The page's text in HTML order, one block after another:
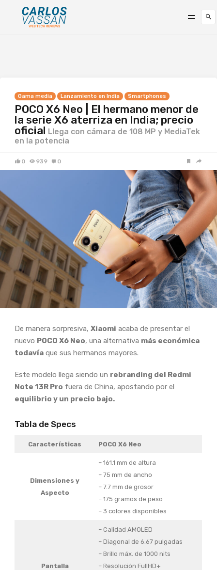
Gama media Lanzamiento en India Smartphones
POCO X6 Neo | El hermano menor de
la serie X6 aterriza en India; precio
oficial Llega con cámara de 108 MP y MediaTek
en la potencia
0 939 0
De manera sorpresiva, Xiaomi acaba de presentar el
nuevo POCO X6 Neo, una alternativa más económica
todavía que sus hermanos mayores.
Este modelo llega siendo un rebranding del Redmi
Note 13R Pro fuera de China, apostando por el
equilibrio y un precio bajo.
Tabla de Specs
Características POCO X6 Neo
Dimensiones y
Aspecto
– 161.1 mm de altura
– 75 mm de ancho
– 7.7 mm de grosor
– 175 gramos de peso
– 3 colores disponibles
Pantalla
– Calidad AMOLED
– Diagonal de 6.67 pulgadas
– Brillo máx. de 1000 nits
– Resolución FullHD+